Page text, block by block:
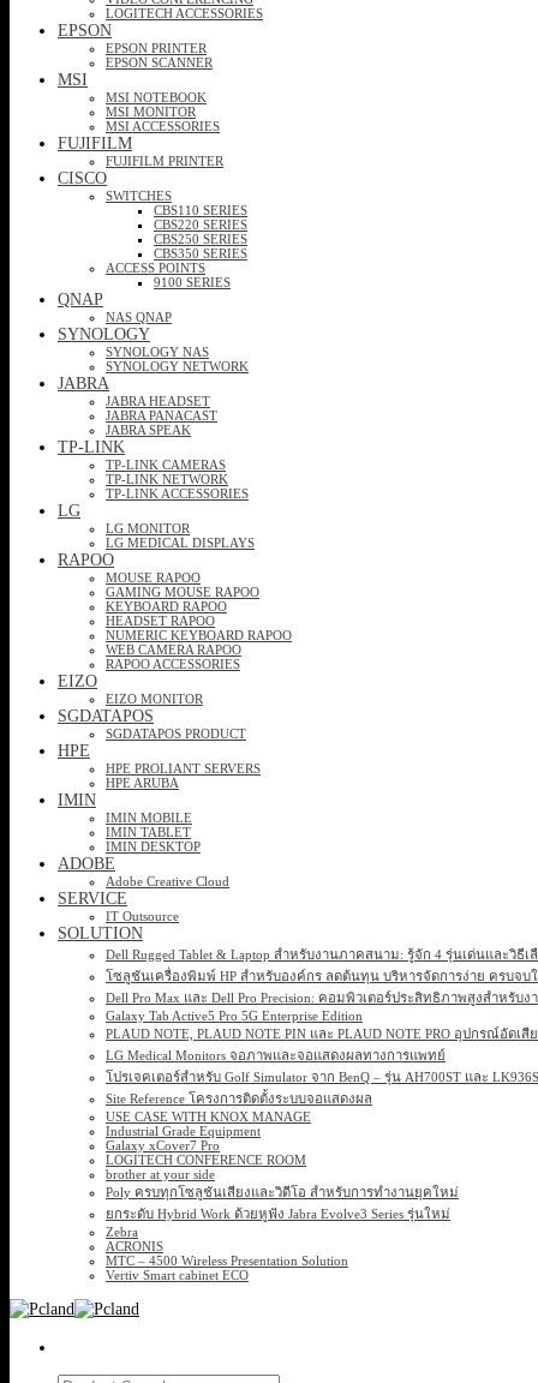
LOGITECH ACCESSORIES
EPSON
EPSON PRINTER
EPSON SCANNER
MSI
MSI NOTEBOOK
MSI MONITOR
MSI ACCESSORIES
FUJIFILM
FUJIFILM PRINTER
CISCO
SWITCHES
CBS110 SERIES
CBS220 SERIES
CBS250 SERIES
CBS350 SERIES
ACCESS POINTS
9100 SERIES
QNAP
NAS QNAP
SYNOLOGY
SYNOLOGY NAS
SYNOLOGY NETWORK
JABRA
JABRA HEADSET
JABRA PANACAST
JABRA SPEAK
TP-LINK
TP-LINK CAMERAS
TP-LINK NETWORK
TP-LINK ACCESSORIES
LG
LG MONITOR
LG MEDICAL DISPLAYS
RAPOO
MOUSE RAPOO
GAMING MOUSE RAPOO
KEYBOARD RAPOO
HEADSET RAPOO
NUMERIC KEYBOARD RAPOO
WEB CAMERA RAPOO
RAPOO ACCESSORIES
EIZO
EIZO MONITOR
SGDATAPOS
SGDATAPOS PRODUCT
HPE
HPE PROLIANT SERVERS
HPE ARUBA
IMIN
IMIN MOBILE
IMIN TABLET
IMIN DESKTOP
ADOBE
Adobe Creative Cloud
SERVICE
IT Outsource
SOLUTION
Dell Rugged Tablet & Laptop สำหรับงานภาคสนาม: รู้จัก 4 รุ่นเด่นและวิธีเ
โซลูชันเครื่องพิมพ์ HP สำหรับองค์กร ลดต้นทุน บริหารจัดการง่าย ครบจบ
Dell Pro Max และ Dell Pro Precision: คอมพิวเตอร์ประสิทธิภาพสูงสำหรับ
Galaxy Tab Active5 Pro 5G Enterprise Edition
PLAUD NOTE, PLAUD NOTE PIN และ PLAUD NOTE PRO อุปกรณ์อัด
LG Medical Monitors จอภาพและจอแสดงผลทางการแพทย์
โปรเจคเตอร์สำหรับ Golf Simulator จาก BenQ – รุ่น AH700ST และ
Site Reference โครงการติดตั้งระบบจอแสดงผล
USE CASE WITH KNOX MANAGE
Industrial Grade Equipment
Galaxy xCover7 Pro
LOGITECH CONFERENCE ROOM
brother at your side
Poly ครบทุกโซลูชันเสียงและวิดีโอ สำหรับการทำงานยุคใหม่
ยกระดับ Hybrid Work ด้วยหูฟัง Jabra Evolve3 Series รุ่นใหม่
Zebra
ACRONIS
MTC – 4500 Wireless Presentation Solution
Vertiv Smart cabinet ECO